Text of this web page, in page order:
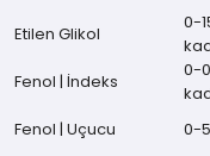
Etilen Glikol
0-
Fenol | İndeks
0-
Fenol | Uçucu 0-